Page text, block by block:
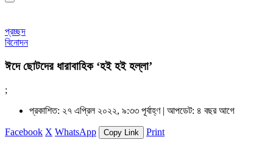
প্রচ্ছদ
বিনোদন
ঈদে ছোটদের ধারাবাহিক ‘হই হই হল্লা’
;
প্রকাশিত: ২৭ এপ্রিল ২০২২, ৯:৩৩ পূর্বাহ্ণ | আপডেট: ৪ বছর আগে
Facebook X WhatsApp Copy Link Print